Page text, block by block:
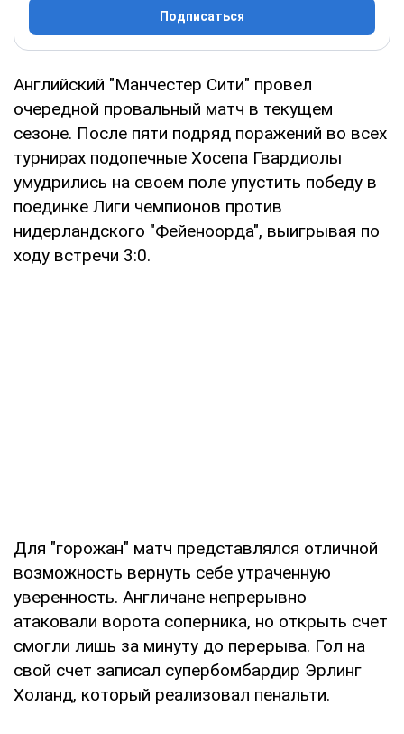
Подписаться
Английский "Манчестер Сити" провел
очередной провальный матч в текущем
сезоне. После пяти подряд поражений во всех
турнирах подопечные Хосепа Гвардиолы
умудрились на своем поле упустить победу в
поединке Лиги чемпионов против
нидерландского "Фейеноорда", выигрывая по
ходу встречи 3:0.
Для "горожан" матч представлялся отличной
возможность вернуть себе утраченную
уверенность. Англичане непрерывно
атаковали ворота соперника, но открыть счет
смогли лишь за минуту до перерыва. Гол на
свой счет записал супербомбардир Эрлинг
Холанд, который реализовал пенальти.